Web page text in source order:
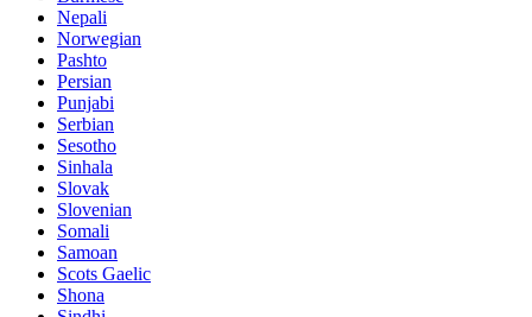
Nepali
Norwegian
Pashto
Persian
Punjabi
Serbian
Sesotho
Sinhala
Slovak
Slovenian
Somali
Samoan
Scots Gaelic
Shona